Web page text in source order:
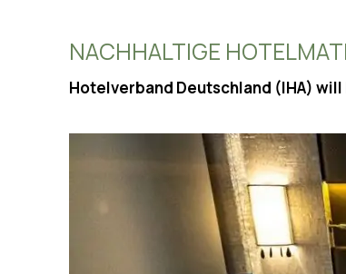
NACHHALTIGE
Hotelverband Deutschland (IHA)